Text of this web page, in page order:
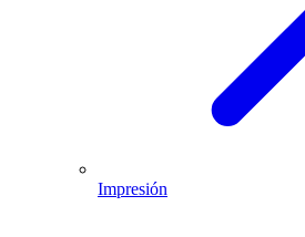
Impresión